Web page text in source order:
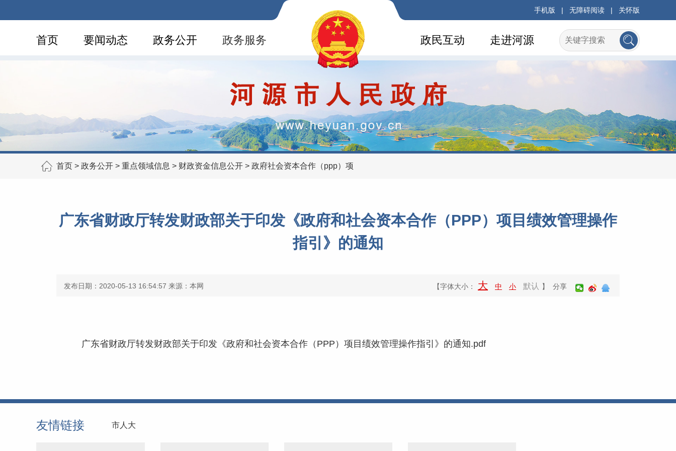
手机版 | 无障碍阅读 | 关怀版
首页 要闻动态 政务公开 政务服务 走进河源
政民互动
首页 > 政务公开 > 重点领域信息 > 财政资金信息公开 > 政府社会资本合作（ppp）项
广东省财政厅转发财政部关于印发《政府和社会资本合作（PPP）项目绩效管理操作
指引》的通知
发布日期：2020-05-13 16:54:57 来源：本网 【字体大小： 大 中 小 默认 】 分享
广东省财政厅转发财政部关于印发《政府和社会资本合作（PPP）项目绩效管理操作指引》的通知.pdf
友情链接 市人大